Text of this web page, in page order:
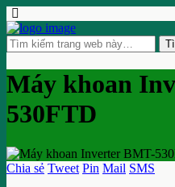
Máy khoan
530FTD
Chia sẻ Tweet Pin Mail SMS